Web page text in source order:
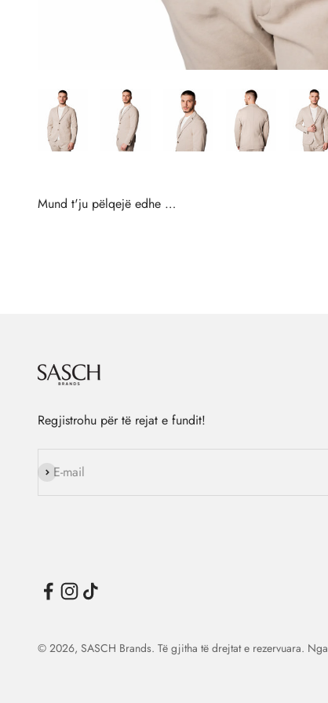
Regjistrohu për të rejat e fundit!
E-mail
Na ndiq
© 2026, SASCH Brands. Të gjitha të drejtat e rezervuara. Nga